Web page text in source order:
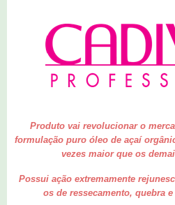
Produto vai revolucionar o
formulação puro óleo de açaí
vezes maior que os
Possui ação extremamente
os de ressecamento, quebra